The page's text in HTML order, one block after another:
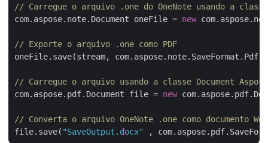
// Carregue o arquivo .one do OneNote usando a classe
com.aspose.note.Document oneFile = new
// Exporte o arquivo .one como PDF
oneFile.save(stream, com.aspose.note.SaveFormat.Pdf);
// Carregue o arquivo usando a classe Document
com.aspose.pdf.Document file = new
// Converta o arquivo OneNote .one como documento
file.save( "SaveOutput.docx"